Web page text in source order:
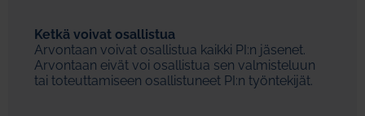
Ketkä voivat osallistua
Arvontaan voivat osallistua kaikki PI:n jäsenet.
Arvontaan eivät voi osallistua sen valmisteluun
tai toteuttamiseen osallistuneet PI:n työntekijät.